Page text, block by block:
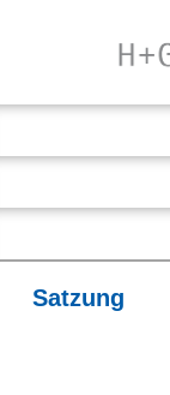
Satzung